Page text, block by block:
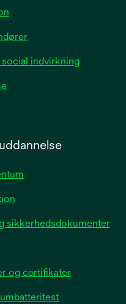
a
new indvirkning
sikkerhedsdokumenter
og certifikater